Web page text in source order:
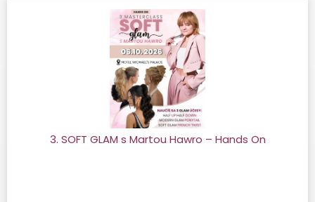
3. SOFT GLAM s Martou Hawro – Hands On